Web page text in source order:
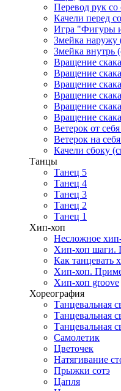
Перевод рук со
Качели перед
Игра "Фигуры
Змейка наружу
Змейка внутрь
Вращение
Вращение
Вращение
Вращение
Вращение
Вращение
Ветерок от
Ветерок на
Качели сбоку
Танцы
Танец 5
Танец 4
Танец 3
Танец 2
Танец 1
Хип-хоп
Несложное
Хип-хоп шаги.
Как танцевать
Хип-хоп.
Хип-хоп groove
Хореография
Танцевальная
Танцевальная
Танцевальная
Самолетик
Цветочек
Натягивание
Прыжки сотэ
Цапля